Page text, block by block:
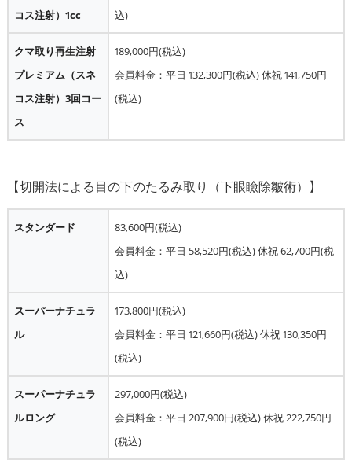
コス注射）1cc 込)
クマ取り再生注射
プレミアム（スネ
コス注射）3回コー
ス
189,000円(税込)
会員料金：平日 132,300円(税込) 休祝 141,750円
(税込)
スタンダード
83,600円(税込)
会員料金：平日 58,520円(税込) 休祝 62,700円(税
込)
スーパーナチュラ
ル
173,800円(税込)
会員料金：平日 121,660円(税込) 休祝 130,350円
(税込)
スーパーナチュラ
ルロング
297,000円(税込)
会員料金：平日 207,900円(税込) 休祝 222,750円
(税込)